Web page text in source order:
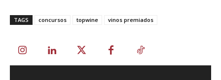
TAGS concursos topwine vinos premiados